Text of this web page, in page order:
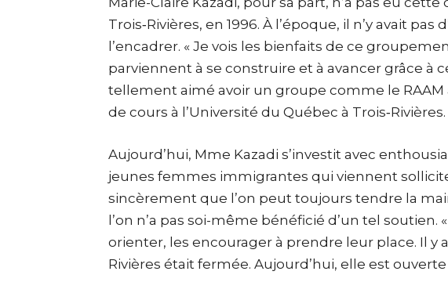
Trois‑Rivières, en 1996. À l’époque, il n’y avait pas
l’encadrer. « Je vois les bienfaits de ce
parviennent à se construire et à avancer grâce à
tellement aimé avoir un groupe comme le RAAM
de cours à l’Université du Québec à Trois‑Rivières.
Aujourd’hui, Mme Kazadi s’investit avec
jeunes femmes immigrantes qui viennent
sincèrement que l’on peut toujours tendre la
l’on n’a pas soi-même bénéficié d’un tel soutien.
orienter, les encourager à prendre leur place. Il y
Rivières était fermée. Aujourd’hui, elle est ouverte